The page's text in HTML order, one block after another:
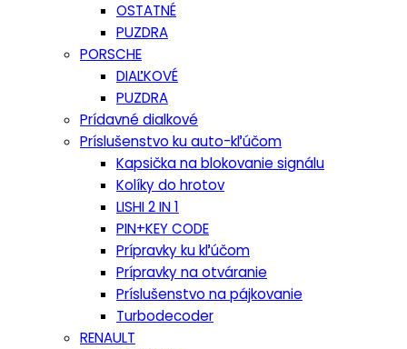
OSTATNÉ
PUZDRA
PORSCHE
DIAĽKOVÉ
PUZDRA
Prídavné dialkové
Príslušenstvo ku auto-kľúčom
Kapsička na blokovanie signálu
Kolíky do hrotov
LISHI 2 IN 1
PIN+KEY CODE
Prípravky ku kľúčom
Prípravky na otváranie
Príslušenstvo na pájkovanie
Turbodecoder
RENAULT